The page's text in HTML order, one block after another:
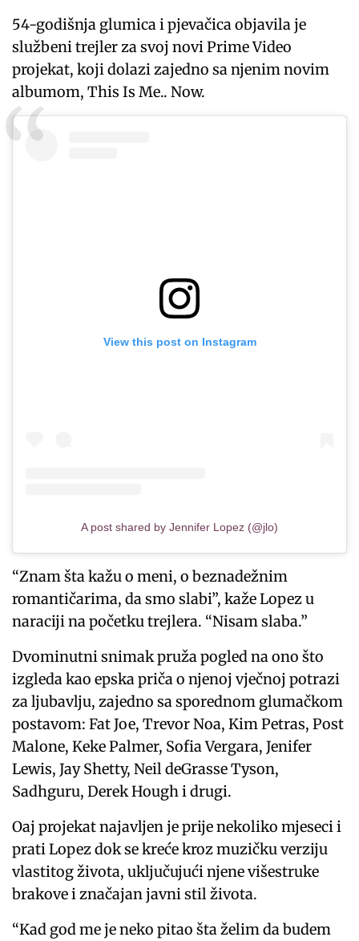
54-godišnja glumica i pjevačica objavila je
službeni trejler za svoj novi Prime Video
projekat, koji dolazi zajedno sa njenim novim
albumom, This Is Me.. Now.
View this post on Instagram
A post shared by Jennifer Lopez (@jlo)
“Znam šta kažu o meni, o beznadežnim
romantičarima, da smo slabi”, kaže Lopez u
naraciji na početku trejlera. “Nisam slaba.”
Dvominutni snimak pruža pogled na ono što
izgleda kao epska priča o njenoj vječnoj potrazi
za ljubavlju, zajedno sa sporednom glumačkom
postavom: Fat Joe, Trevor Noa, Kim Petras, Post
Malone, Keke Palmer, Sofia Vergara, Jenifer
Lewis, Jay Shetty, Neil deGrasse Tyson,
Sadhguru, Derek Hough i drugi.
Oaj projekat najavljen je prije nekoliko mjeseci i
prati Lopez dok se kreće kroz muzičku verziju
vlastitog života, uključujući njene višestruke
brakove i značajan javni stil života.
“Kad god me je neko pitao šta želim da budem